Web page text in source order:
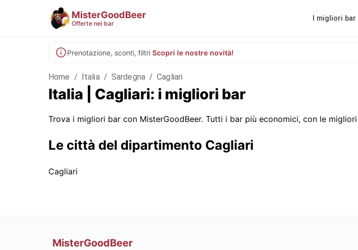
MisterGoodBeer
Offerte nei bar
I migliori
Prenotazione, sconti, filtri Scopri le nostre novità!
Home / Italia / Sardegna / Cagliari
Italia | Cagliari: i migliori bar
Trova i migliori bar con MisterGoodBeer. Tutti i bar più economici, con le
Le città del dipartimento Cagliari
Cagliari
MisterGoodBeer